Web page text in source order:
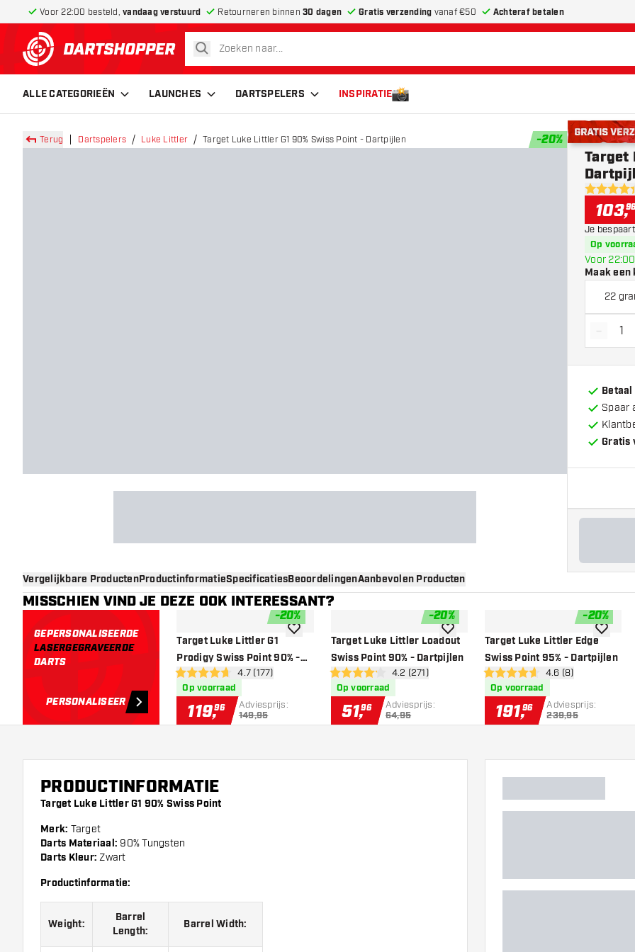
Voor 22:00 besteld, vandaag verstuurd Retourneren binnen 30 dagen Gratis verzending vanaf €50 Achteraf betalen
terug naar home pagina
zoeken
ALLE CATEGORIEËN LAUNCHES DARTSPELERS INSPIRATIE
Terug Dartspelers Luke Littler Target Luke Littler G1 90% Swiss Point - Dartpijlen -20%
Gratis
4.4 score
Target
103,
Je bespaart
Op
Voor
Maak een
22
-
Spaar
Gratis
Vergelijkbare ProductenProductinformatieSpecificatiesBeoordelingenAanbevolen Producten
MISSCHIEN VIND JE DEZE OOK INTERESSANT?
GEPERSONALISEERDE
LASERGEGRAVEERDE
DARTS
PERSONALISEER
-20%
Target Luke Littler G1
Prodigy Swiss Point 90% -
Dartpijlenopen reviews drawer
4.7 score sterren4.7 (177)
Op voorraad
119,96 Adviesprijs:
149,95
toevoegen aan verlanglijst
-20%
Target Luke Littler Loadout
Swiss Point 90% - Dartpijlen
open reviews drawer
4.2 score sterren4.2 (271)
Op voorraad
51,96 Adviesprijs:
64,95
toevoegen aan verlanglijst
-20%
Target Luke Littler Edge
Swiss Point 95% - Dartpijlen
open reviews drawer
4.6 score sterren4.6 (8)
Op voorraad
191,96 Adviesprijs:
239,95
PRODUCTINFORMATIE
Target Luke Littler G1 90% Swiss Point
Merk: Target
Darts Materiaal: 90% Tungsten
Darts Kleur:Zwart
Productinformatie:
Weight:
Barrel
Length:
Barrel Width: